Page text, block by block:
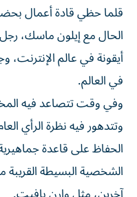
قلما حظي قادة أعمال
الحال مع إيلون ماسك،
أيقونة في عالم الإنترنت،
في العالم.
وفي وقت تتصاعد فيه
وتتدهور فيه نظرة الرأي
الحفاظ على قاعدة
الشخصية البسيطة